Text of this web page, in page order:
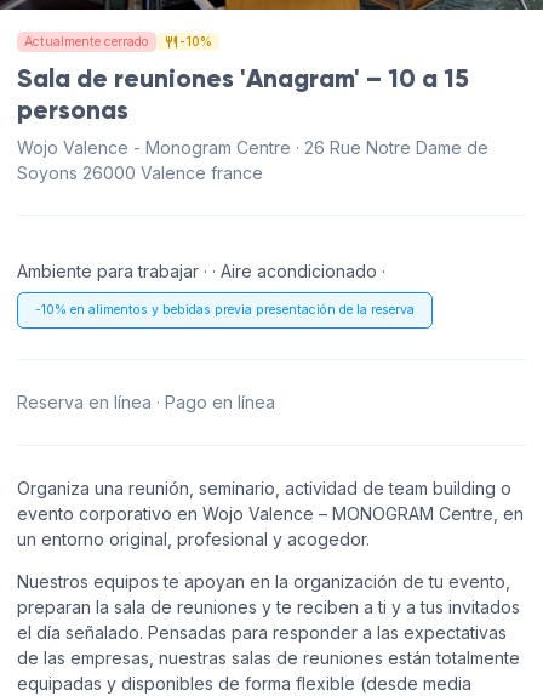
Actualmente cerrado -10%
Sala de reuniones 'Anagram' – 10 a 15
personas
Wojo Valence - Monogram Centre · 26 Rue Notre Dame de
Soyons 26000 Valence france
Ambiente para trabajar · · Aire acondicionado ·
-10% en alimentos y bebidas previa presentación de la reserva
Reserva en línea · Pago en línea
Organiza una reunión, seminario, actividad de team building o
evento corporativo en Wojo Valence – MONOGRAM Centre, en
un entorno original, profesional y acogedor.
Nuestros equipos te apoyan en la organización de tu evento,
preparan la sala de reuniones y te reciben a ti y a tus invitados
el día señalado. Pensadas para responder a las expectativas
de las empresas, nuestras salas de reuniones están totalmente
equipadas y disponibles de forma flexible (desde media